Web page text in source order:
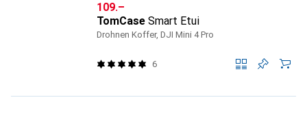
CHF
109.–
TomCase Smart Etui
Drohnen Koffer, DJI Mini 4 Pro
6